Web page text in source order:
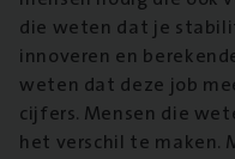
die weten dat je
innoveren en
weten dat deze job
cijfers. Mensen die
het verschil te maken.